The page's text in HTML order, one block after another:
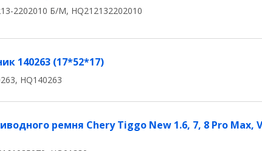
2202010 Б/М, HQ212132202010
140263 (17*52*17)
HQ140263
ремня Chery Tiggo New 1.6, 7, 8 Pro Max,